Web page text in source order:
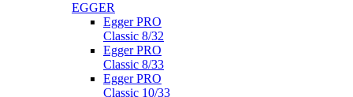
EGGER
Egger PRO
Classic 8/32
Egger PRO
Classic 8/33
Egger PRO
Classic 10/33